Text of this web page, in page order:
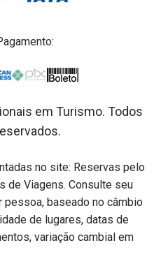
em Turismo. Todos
no site: Reservas pelo
de Viagens. Consulte seu
pessoa, baseado no câmbio
de lugares, datas de
variação cambial em